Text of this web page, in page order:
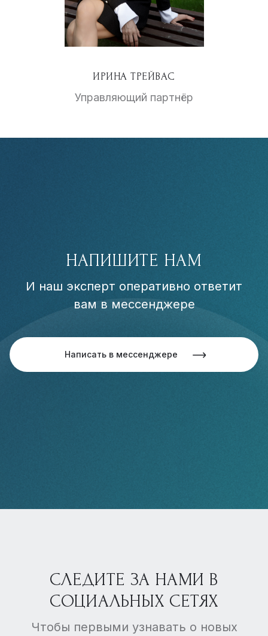
ИРИНА ТРЕЙВАС
Управляющий партнёр
НАПИШИТЕ НАМ
И наш эксперт оперативно ответит
вам в мессенджере
Написать в мессенджере
СЛЕДИТЕ ЗА НАМИ В
СОЦИАЛЬНЫХ СЕТЯХ
Чтобы первыми узнавать о новых